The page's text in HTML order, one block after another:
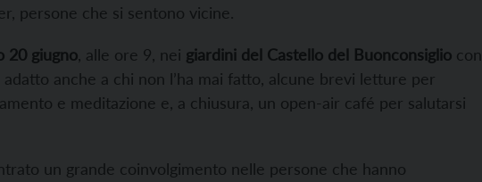
persone che si sentono vicine.
20 giugno , alle ore 9, nei giardini del Castello del Buonconsiglio con
, adatto anche a chi non l’ha mai fatto, alcune brevi letture per
e meditazione e, a chiusura, un open-air café per salutarsi
un grande coinvolgimento nelle persone che hanno